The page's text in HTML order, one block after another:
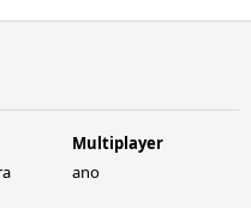
Multiplayer
ano